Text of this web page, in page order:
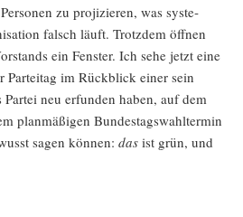
zu pro­ji­zie­ren, was sys­te­
falsch läuft. Trotz­dem öff­nen
ein Fens­ter. Ich sehe jetzt eine
Par­tei­tag im Rück­blick einer sein
neu erfun­den haben, auf dem
plan­mä­ßi­gen Bun­des­tags­wahl­ter­min
sagen kön­nen: das ist grün, und